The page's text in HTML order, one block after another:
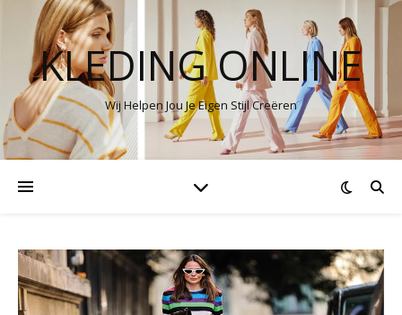
KLEDING ONLINE
Wij Helpen Jou Je Eigen Stijl Creëren